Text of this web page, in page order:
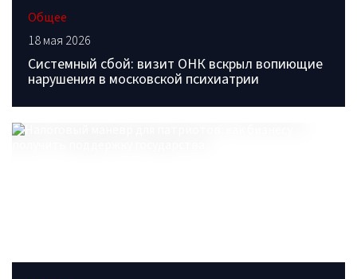
Общее
18 мая 2026
Системный сбой: визит ОНК вскрыл вопиющие
нарушения в московской психиатрии